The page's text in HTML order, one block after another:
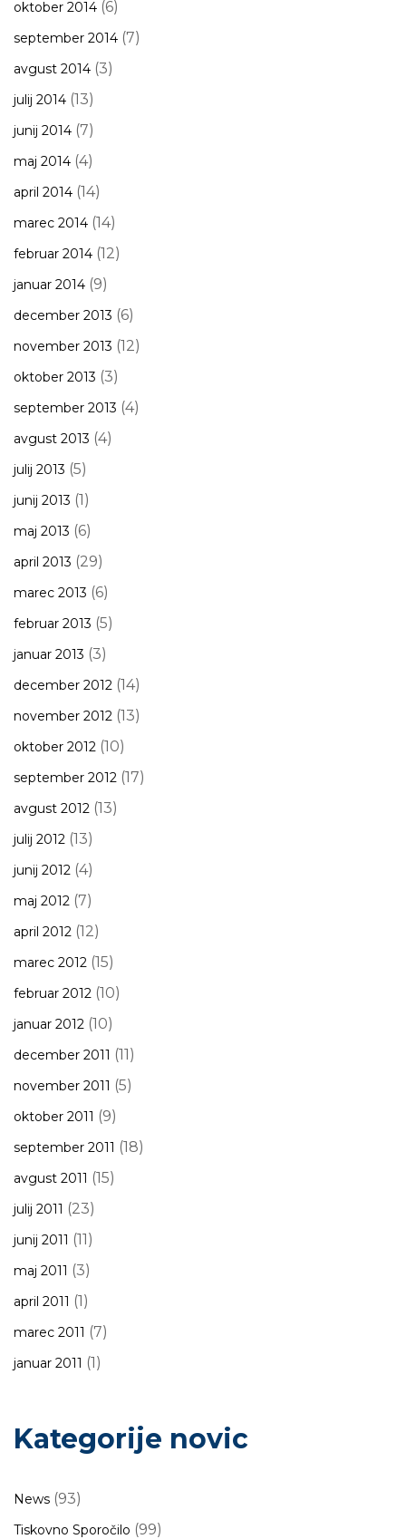
oktober 2014 (6)
september 2014 (7)
avgust 2014 (3)
julij 2014 (13)
junij 2014 (7)
maj 2014 (4)
april 2014 (14)
marec 2014 (14)
februar 2014 (12)
januar 2014 (9)
december 2013 (6)
november 2013 (12)
oktober 2013 (3)
september 2013 (4)
avgust 2013 (4)
julij 2013 (5)
junij 2013 (1)
maj 2013 (6)
april 2013 (29)
marec 2013 (6)
februar 2013 (5)
januar 2013 (3)
december 2012 (14)
november 2012 (13)
oktober 2012 (10)
september 2012 (17)
avgust 2012 (13)
julij 2012 (13)
junij 2012 (4)
maj 2012 (7)
april 2012 (12)
marec 2012 (15)
februar 2012 (10)
januar 2012 (10)
december 2011 (11)
november 2011 (5)
oktober 2011 (9)
september 2011 (18)
avgust 2011 (15)
julij 2011 (23)
junij 2011 (11)
maj 2011 (3)
april 2011 (1)
marec 2011 (7)
januar 2011 (1)
Kategorije novic
News (93)
Tiskovno Sporočilo (99)